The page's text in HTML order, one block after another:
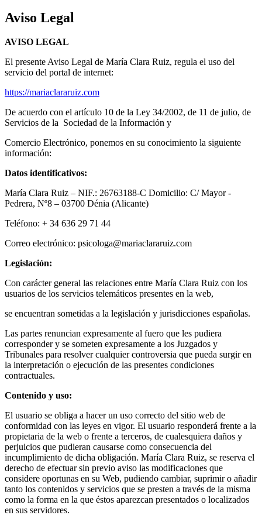
Aviso Legal
AVISO LEGAL
El presente Aviso Legal de María Clara Ruiz, regula el uso del
servicio del portal de internet:
https://mariaclararuiz.com
De acuerdo con el artículo 10 de la Ley 34/2002, de 11 de julio, de
Servicios de la Sociedad de la Información y
Comercio Electrónico, ponemos en su conocimiento la siguiente
información:
Datos identificativos:
María Clara Ruiz – NIF.: 26763188-C Domicilio: C/ Mayor -
Pedrera, Nº8 – 03700 Dénia (Alicante)
Teléfono: + 34 636 29 71 44
Correo electrónico: psicologa@mariaclararuiz.com
Legislación:
Con carácter general las relaciones entre María Clara Ruiz con los
usuarios de los servicios telemáticos presentes en la web,
se encuentran sometidas a la legislación y jurisdicciones españolas.
Las partes renuncian expresamente al fuero que les pudiera
corresponder y se someten expresamente a los Juzgados y
Tribunales para resolver cualquier controversia que pueda surgir en
la interpretación o ejecución de las presentes condiciones
contractuales.
Contenido y uso:
El usuario se obliga a hacer un uso correcto del sitio web de
conformidad con las leyes en vigor. El usuario responderá frente a la
propietaria de la web o frente a terceros, de cualesquiera daños y
perjuicios que pudieran causarse como consecuencia del
incumplimiento de dicha obligación. María Clara Ruiz, se reserva el
derecho de efectuar sin previo aviso las modificaciones que
considere oportunas en su Web, pudiendo cambiar, suprimir o añadir
tanto los contenidos y servicios que se presten a través de la misma
como la forma en la que éstos aparezcan presentados o localizados
en sus servidores.